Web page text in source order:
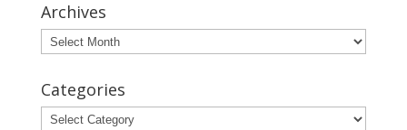
Archives
Archives
Categories
Categories